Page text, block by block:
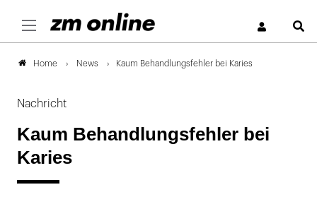
Home News Kaum Behandlungsfehler bei Karies
Nachricht
Kaum Behandlungsfehler bei
Karies